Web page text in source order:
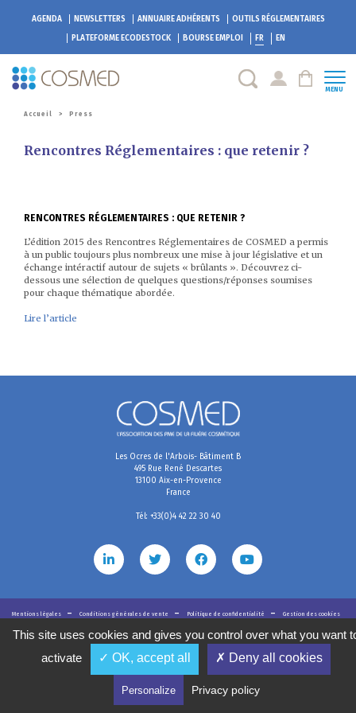
AGENDA NEWSLETTERS ANNUAIRE ADHÉRENTS
OUTILS RÉGLEMENTAIRES
PLATEFORME ECODESTOCK BOURSE EMPLOI FR EN
MENU
Accueil > Press
Rencontres Réglementaires : que retenir ?
RENCONTRES RÉGLEMENTAIRES : QUE RETENIR ?
L’édition 2015 des Rencontres Réglementaires de COSMED a permis
à un public toujours plus nombreux une mise à jour législative et un
échange intéractif autour de sujets « brûlants ». Découvrez ci-
dessous une sélection de quelques questions/réponses soumises
pour chaque thématique abordée.
Lire l’article
Les Ocres de l'Arbois- Bâtiment B
495 Rue René Descartes
13100 Aix-en-Provence
France
Tél: +33(0)4 42 22 30 40
Mentions légales Conditions générales de vente Politique de confidentialité
Gestion des cookies
This site uses cookies and gives you control over what you want
activate
✓ OK, accept all ✗ Deny all cookies
Personalize Privacy policy